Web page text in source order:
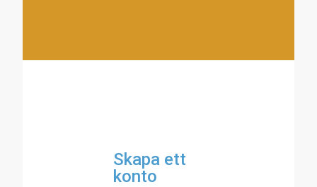
Skapa ett
konto